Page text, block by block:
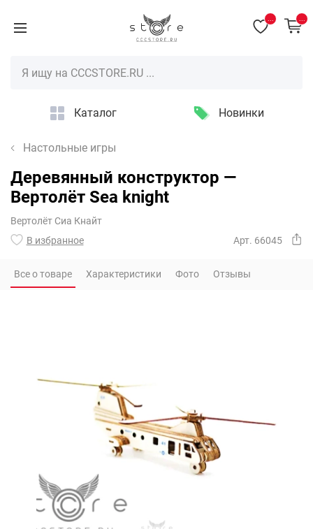
Каталог Новинки
Настольные игры
Деревянный конструктор —
Вертолёт Sea knight
Вертолёт Сиа Кнайт
В избранное
Арт. 66045
Все о товаре Характеристики Фото Отзывы